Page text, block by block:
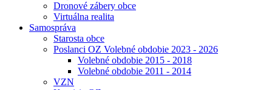
Dronové zábery obce
Virtuálna realita
Samospráva
Starosta obce
Poslanci OZ Volebné obdobie 2023 - 2026
Volebné obdobie 2015 - 2018
Volebné obdobie 2011 - 2014
VZN